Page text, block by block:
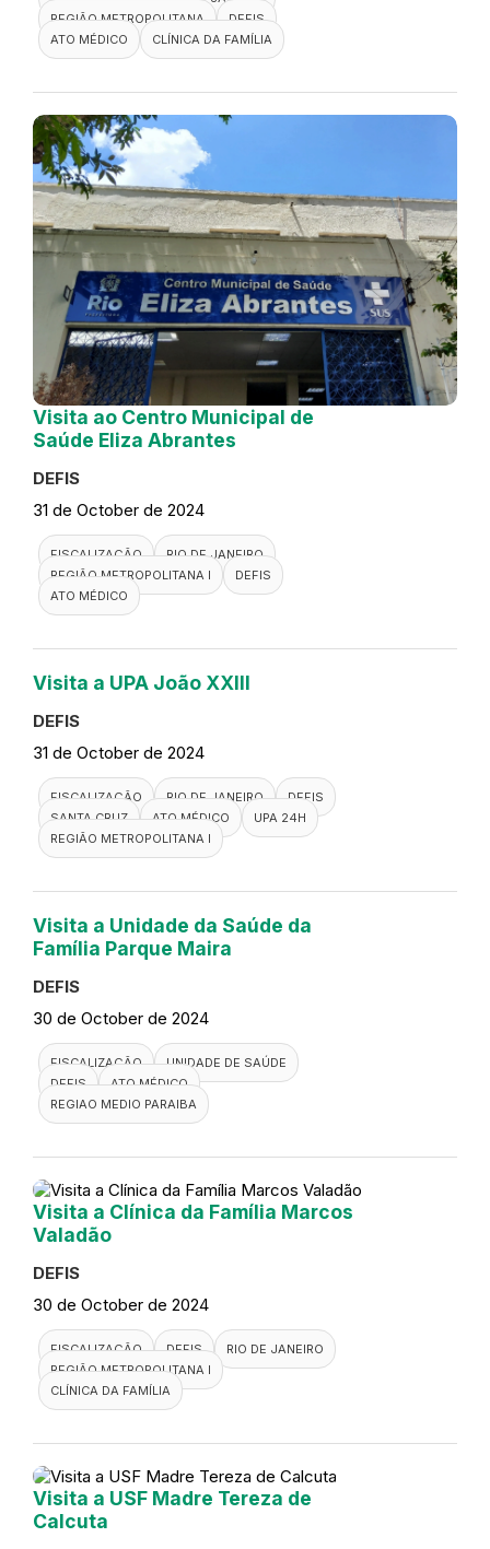
REGIÃO METROPOLITANA
DEFIS
ATO MÉDICO
CLÍNICA DA FAMÍLIA
Visita ao Centro Municipal de
Saúde Eliza Abrantes
DEFIS
31 de October de 2024
FISCALIZAÇÃO
RIO DE JANEIRO
REGIÃO METROPOLITANA I
DEFIS
ATO MÉDICO
DEFIS
31 de October de 2024
RIO DE JANEIRO
REGIÃO METROPOLITANA I